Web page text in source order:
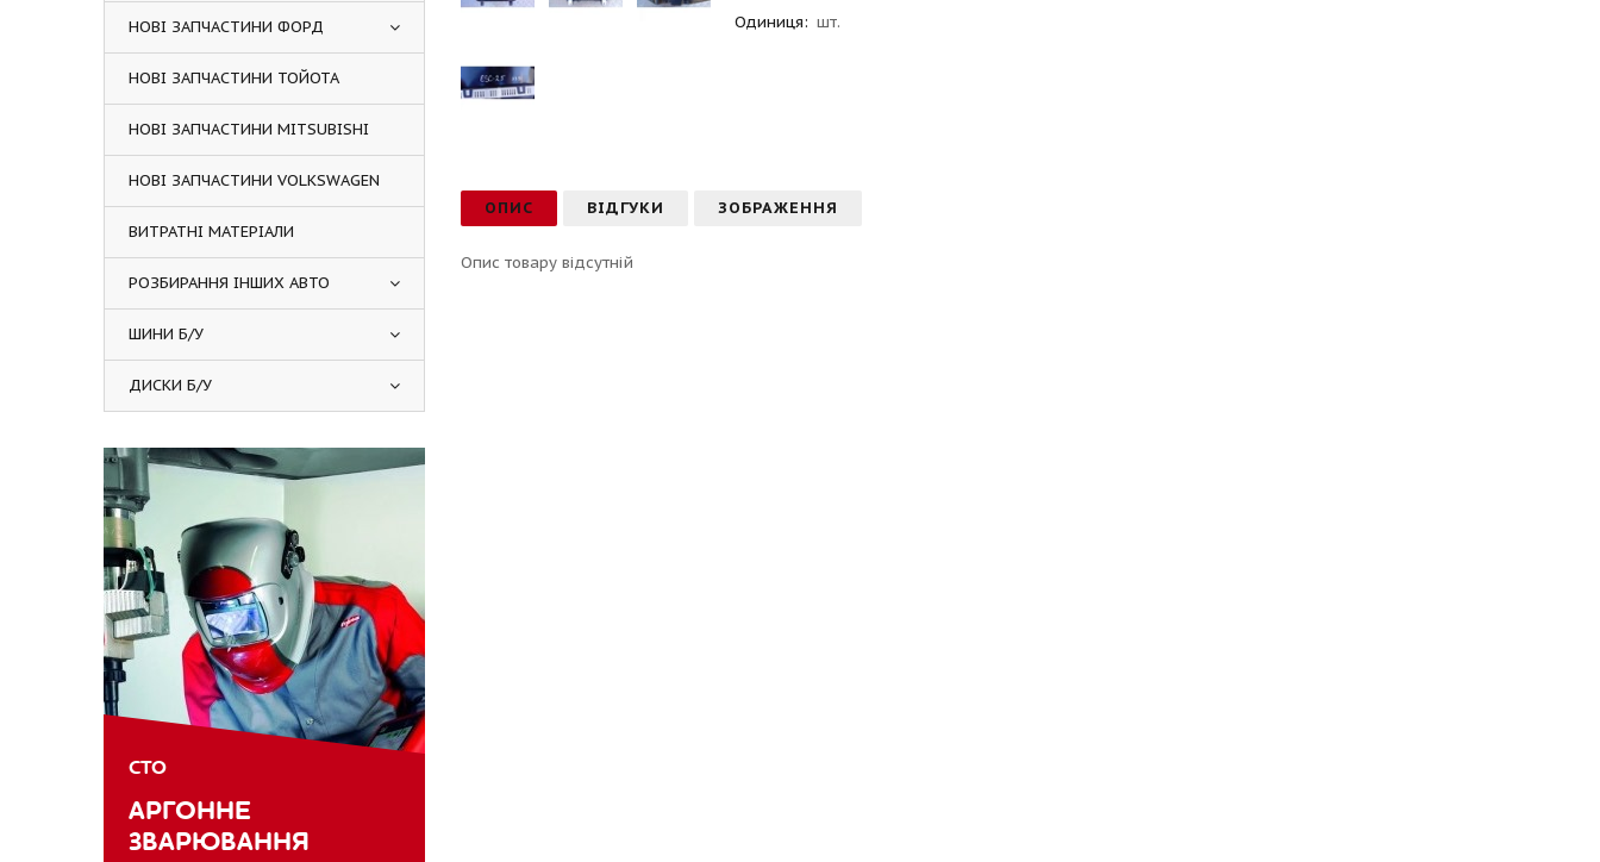
Одиниця: шт.
ОПИС ВІДГУКИ ЗОБРАЖЕННЯ
Опис товару відсутній
НОВІ ЗАПЧАСТИНИ ФОРД
НОВІ ЗАПЧАСТИНИ ТОЙОТА
НОВІ ЗАПЧАСТИНИ MITSUBISHI
НОВІ ЗАПЧАСТИНИ VOLKSWAGEN
ВИТРАТНІ МАТЕРІАЛИ
РОЗБИРАННЯ ІНШИХ АВТО
ШИНИ Б/У
ДИСКИ Б/У
СТО
АРГОННЕ
ЗВАРЮВАННЯ